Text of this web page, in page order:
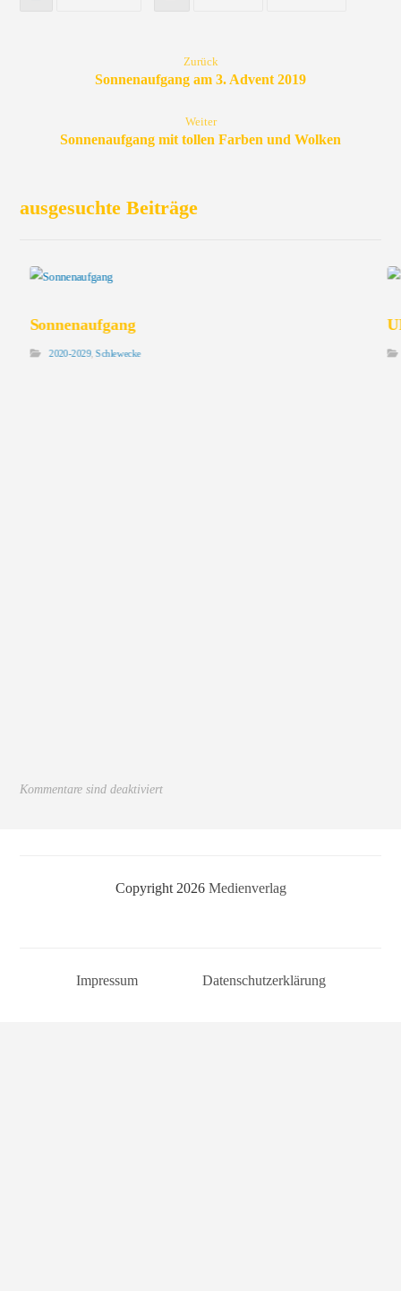
Zurück
Sonnenaufgang am 3. Advent 2019
Weiter
Sonnenaufgang mit tollen Farben und Wolken
ausgesuchte Beiträge
Sonnenaufgang
2020-2029,Schlewecke
Kommentare sind deaktiviert
Copyright 2026 Medienverlag
Impressum Datenschutzerklärung